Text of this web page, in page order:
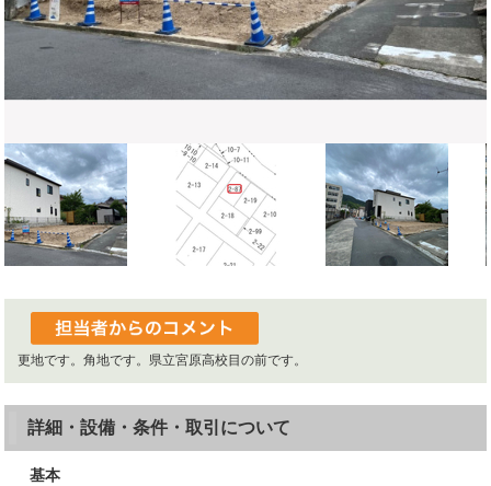
更地です。角地です。県立宮原高校目の前です。
詳細・設備・条件・取引について
基本